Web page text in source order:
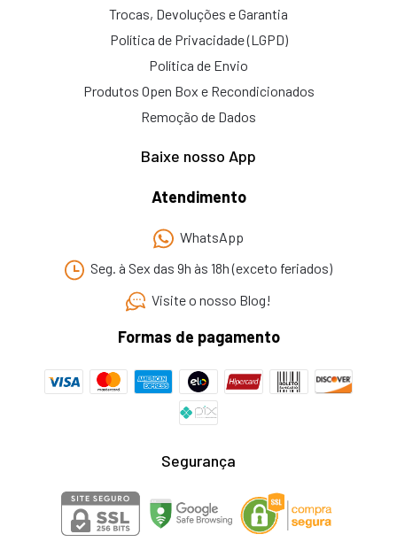
Trocas, Devoluções e Garantia
Política de Privacidade (LGPD)
Política de Envio
Produtos Open Box e Recondicionados
Remoção de Dados
Baixe nosso App
Atendimento
WhatsApp
Seg. à Sex das 9h às 18h (exceto feriados)
Visite o nosso Blog!
Formas de pagamento
Segurança